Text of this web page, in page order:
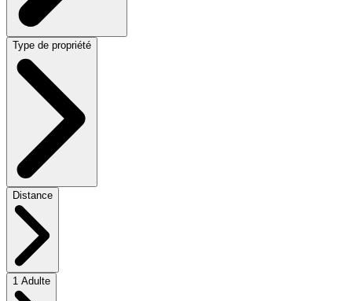
Type de propriété
Distance
1 Adulte